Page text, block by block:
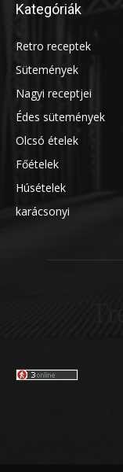
Kategóriák
Retro receptek
Sütemények
Nagyi receptjei
Édes sütemények
Olcsó ételek
Főételek
Húsételek
karácsonyi